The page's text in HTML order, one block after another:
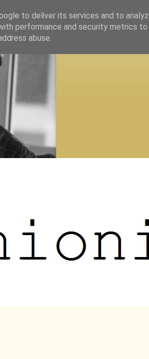
to deliver its services and to
performance and security metrics
abuse.